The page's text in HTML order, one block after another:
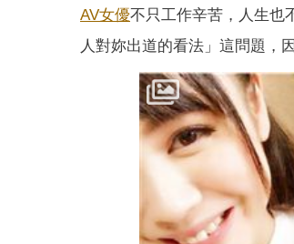
AV女優不只工作辛苦，人生也
人對妳出道的看法」這問題，